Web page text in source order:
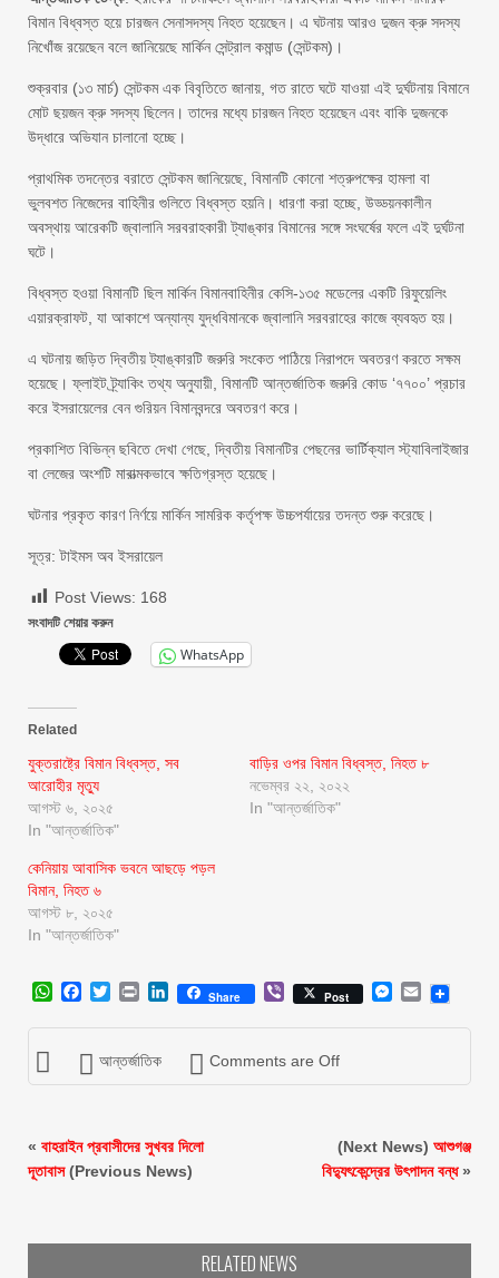
বিমান বিধ্বস্ত হয়ে চারজন সেনাসদস্য নিহত হয়েছেন। এ ঘটনায় আরও দুজন ক্রু সদস্য
নিখোঁজ রয়েছেন বলে জানিয়েছে মার্কিন সেন্ট্রাল কমান্ড (সেন্টকম)।
শুক্রবার (১৩ মার্চ) সেন্টকম এক বিবৃতিতে জানায়, গত রাতে ঘটে যাওয়া এই দুর্ঘটনায় বিমানে
মোট ছয়জন ক্রু সদস্য ছিলেন। তাদের মধ্যে চারজন নিহত হয়েছেন এবং বাকি দুজনকে
উদ্ধারে অভিযান চালানো হচ্ছে।
প্রাথমিক তদন্তের বরাতে সেন্টকম জানিয়েছে, বিমানটি কোনো শত্রুপক্ষের হামলা বা
ভুলবশত নিজেদের বাহিনীর গুলিতে বিধ্বস্ত হয়নি। ধারণা করা হচ্ছে, উড্ডয়নকালীন
অবস্থায় আরেকটি জ্বালানি সরবরাহকারী ট্যাঙ্কার বিমানের সঙ্গে সংঘর্ষের ফলে এই দুর্ঘটনা
ঘটে।
বিধ্বস্ত হওয়া বিমানটি ছিল মার্কিন বিমানবাহিনীর কেসি-১৩৫ মডেলের একটি রিফুয়েলিং
এয়ারক্রাফট, যা আকাশে অন্যান্য যুদ্ধবিমানকে জ্বালানি সরবরাহের কাজে ব্যবহৃত হয়।
এ ঘটনায় জড়িত দ্বিতীয় ট্যাঙ্কারটি জরুরি সংকেত পাঠিয়ে নিরাপদে অবতরণ করতে সক্ষম
হয়েছে। ফ্লাইট ট্র্যাকিং তথ্য অনুযায়ী, বিমানটি আন্তর্জাতিক জরুরি কোড ‘৭৭০০’ প্রচার
করে ইসরায়েলের বেন গুরিয়ন বিমানবন্দরে অবতরণ করে।
প্রকাশিত বিভিন্ন ছবিতে দেখা গেছে, দ্বিতীয় বিমানটির পেছনের ভার্টিক্যাল স্ট্যাবিলাইজার
বা লেজের অংশটি মারাত্মকভাবে ক্ষতিগ্রস্ত হয়েছে।
ঘটনার প্রকৃত কারণ নির্ণয়ে মার্কিন সামরিক কর্তৃপক্ষ উচ্চপর্যায়ের তদন্ত শুরু করেছে।
সূত্র: টাইমস অব ইসরায়েল
Post Views: 168
সংবাদটি শেয়ার করুন
WhatsApp
Related
যুক্তরাষ্ট্রে বিমান বিধ্বস্ত, সব
আরোহীর মৃত্যু
আগস্ট ৬, ২০২৫
In "আন্তর্জাতিক"
বাড়ির ওপর বিমান বিধ্বস্ত, নিহত ৮
নভেম্বর ২২, ২০২২
In "আন্তর্জাতিক"
কেনিয়ায় আবাসিক ভবনে আছড়ে পড়ল
বিমান, নিহত ৬
আগস্ট ৮, ২০২৫
In "আন্তর্জাতিক"
WhatsApp
Facebook
Twitter
Print LinkedIn
Share ViberPost Messenger
Email
আন্তর্জাতিক Comments are Off
« বাহরাইন প্রবাসীদের সুখবর দিলো
দূতাবাস(Previous News)
(Next News) আশুগঞ্জ
বিদ্যুৎকেন্দ্রের উৎপাদন বন্ধ»
RELATED NEWS